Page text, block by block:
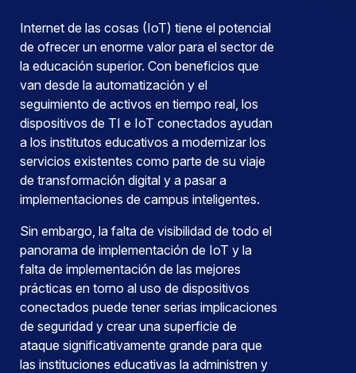
Internet de las cosas (IoT) tiene el potencial
de ofrecer un enorme valor para el sector de
la educación superior. Con beneficios que
van desde la automatización y el
seguimiento de activos en tiempo real, los
dispositivos de TI e IoT conectados ayudan
a los institutos educativos a modernizar los
servicios existentes como parte de su viaje
de transformación digital y a pasar a
implementaciones de campus inteligentes.
Sin embargo, la falta de visibilidad de todo el
panorama de implementación de IoT y la
falta de implementación de las mejores
prácticas en torno al uso de dispositivos
conectados puede tener serias implicaciones
de seguridad y crear una superficie de
ataque significativamente grande para que
las instituciones educativas la administren y